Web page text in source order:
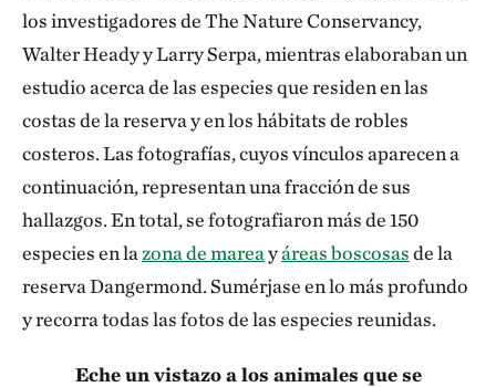
los investigadores de The Nature Conservancy,
Walter Heady y Larry Serpa, mientras elaboraban un
estudio acerca de las especies que residen en las
costas de la reserva y en los hábitats de robles
costeros. Las fotografías, cuyos vínculos aparecen a
continuación, representan una fracción de sus
hallazgos. En total, se fotografiaron más de 150
especies en la zona de mareayáreas boscosasde la
reserva Dangermond. Sumérjase en lo más profundo
y recorra todas las fotos de las especies reunidas.
Eche un vistazo a los animales que se